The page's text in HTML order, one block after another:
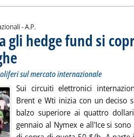
-di:
A.P.
gli hedge fund si
. Sottotitolo: Andamento dei prezzi petroliferi sul
. Pubblicata martedì 25 novembre 2008 alle
sul mercato internazionale
Sui circuiti elettronici
Brent e Wti inizia con un deciso
balzo superiore ai quattro
gennaio al Nymex e all'Ice si